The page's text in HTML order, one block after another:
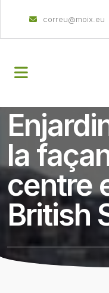
correu@moix.eu
la
centre
British